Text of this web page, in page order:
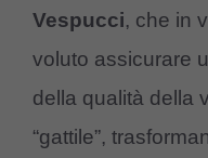
Vespucci, che in
voluto assicurare
della qualità della
“gattile”,